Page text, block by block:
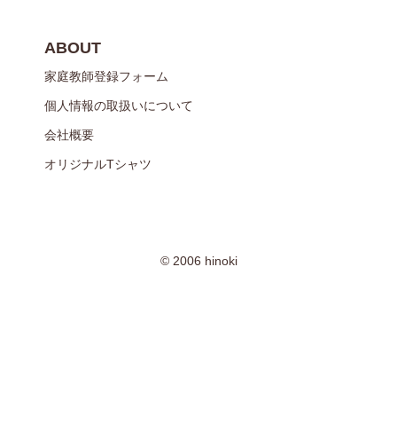
ABOUT
家庭教師登録フォーム
個人情報の取扱いについて
会社概要
オリジナルTシャツ
© 2006 hinoki